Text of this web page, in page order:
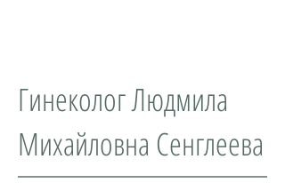
Гинеколог Людмила
Михайловна Сенглеева